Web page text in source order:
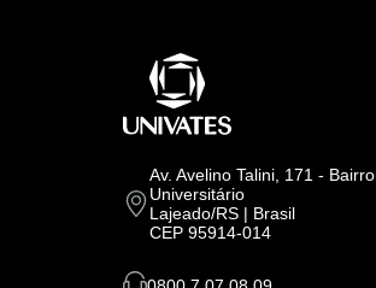
Av. Avelino Talini, 171 - Bairro
Universitário
Lajeado/RS | Brasil
CEP 95914-014